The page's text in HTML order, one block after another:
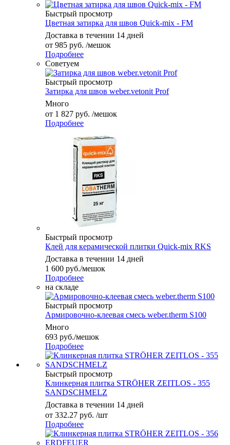
Быстрый просмотр
Цветная затирка для швов Quick-mix - FM
Доставка в течении 14 дней
от 985 руб. /мешок
Подробнее
Советуем
Быстрый просмотр
Затирка для швов weber.vetonit Prof
Много
от 1 827 руб. /мешок
Подробнее
Быстрый просмотр
Клей для керамической плитки Quick-mix RKS
Доставка в течении 14 дней
1 600 руб./мешок
Подробнее
на складе
Быстрый просмотр
Армировочно-клеевая смесь weber.therm S100
Много
693 руб./мешок
Подробнее
Быстрый просмотр
Клинкерная плитка STRÖHER ZEITLOS - 355
SANDSCHMELZ
Доставка в течении 14 дней
от 332.27 руб. /шт
Подробнее